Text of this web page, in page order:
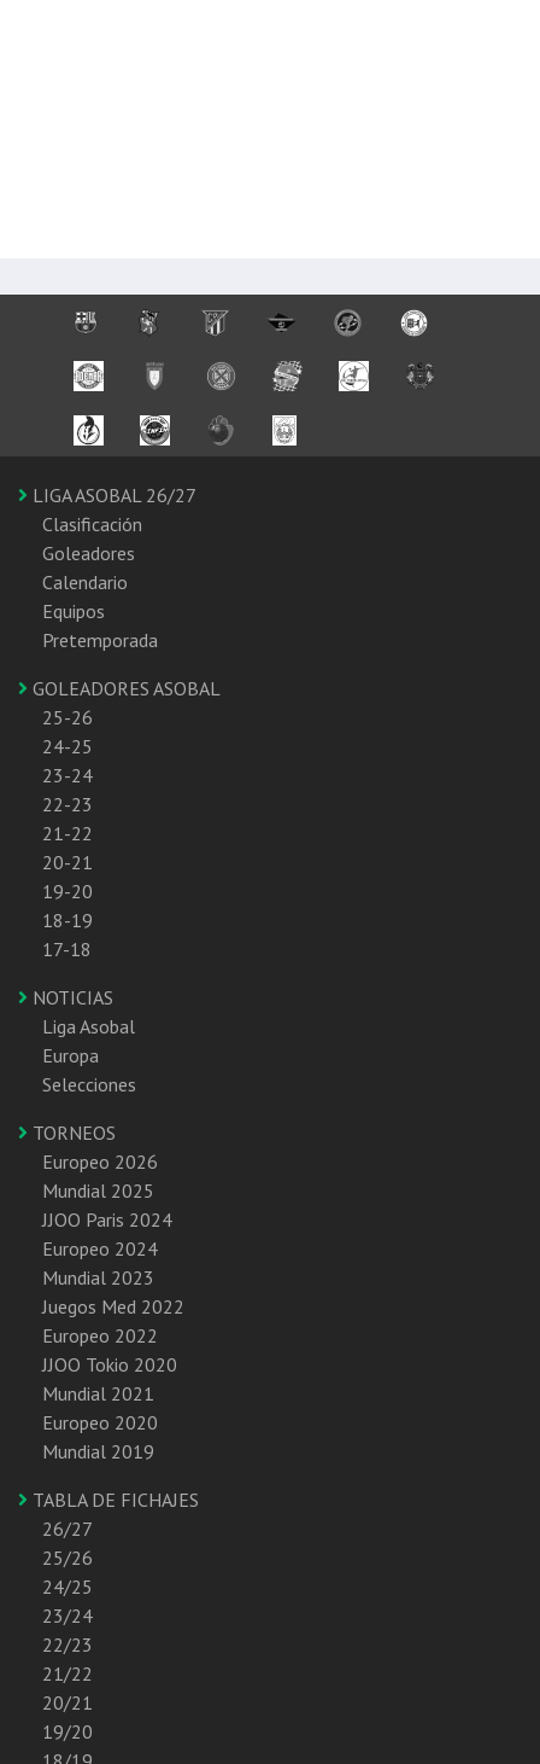
LIGA ASOBAL 26/27
Clasificación
Goleadores
Calendario
Equipos
Pretemporada
GOLEADORES ASOBAL
25-26
24-25
23-24
22-23
21-22
20-21
19-20
18-19
17-18
NOTICIAS
Liga Asobal
Europa
Selecciones
TORNEOS
Europeo 2026
Mundial 2025
JJOO Paris 2024
Europeo 2024
Mundial 2023
Juegos Med 2022
Europeo 2022
JJOO Tokio 2020
Mundial 2021
Europeo 2020
Mundial 2019
TABLA DE FICHAJES
26/27
25/26
24/25
23/24
22/23
21/22
20/21
19/20